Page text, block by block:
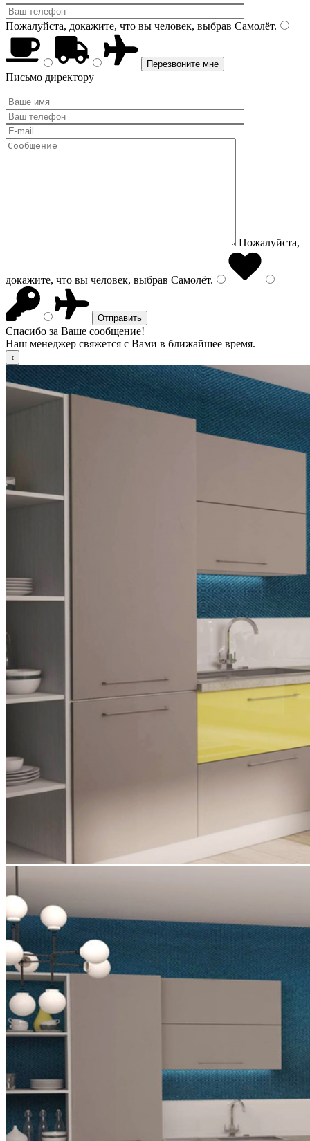
Пожалуйста, докажите, что вы человек, выбрав Самолёт.
Письмо директору
Пожалуйста,
докажите, что вы человек, выбрав Самолёт.
Спасибо за Ваше сообщение!
Наш менеджер свяжется с Вами в ближайшее время.